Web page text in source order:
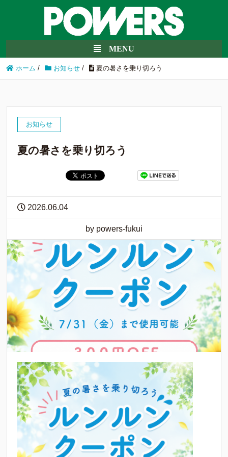
ホーム / お知らせ / 夏の暑さを乗り切ろう
お知らせ
夏の暑さを乗り切ろう
2026.06.04
by powers-fukui